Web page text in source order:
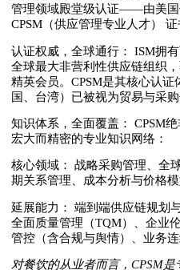
管理领域殿堂级认证——由美国
CPSM（供应管理专业人才） 证
认证权威，全球通行： ISM拥
全球最大非营利性供应链组织
精英会员。CPSM是其核心认
国、台湾）已被视为贸易与采
知识体系，全面覆盖： CPSM
宏大而精密的专业知识网络：
核心领域： 战略采购管理、全
期关系管理、成本分析与价格模
延展能力： 端到端供应链规划
全面质量管理（TQM）、企业
管控（含合规与舆情）、业务
对餐饮的从业者而言，CPSM